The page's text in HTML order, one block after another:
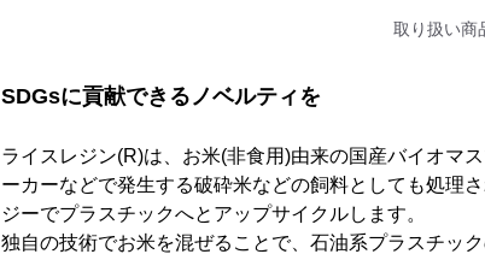
取り扱い商
SDGsに貢献できるノベルティを
ライスレジン(R)は、お米(非食用)由来の国産バイオマ
ーカーなどで発生する破砕米などの飼料としても処理
ジーでプラスチックへとアップサイクルします。
独自の技術でお米を混ぜることで、石油系プラスチッ